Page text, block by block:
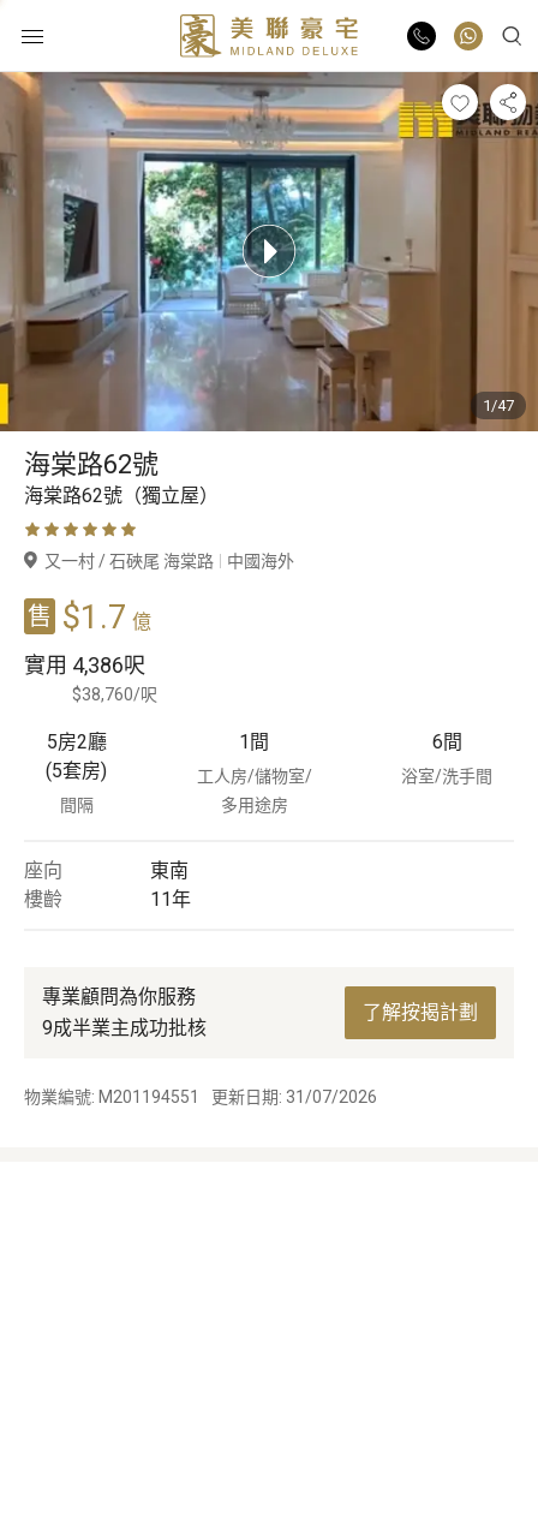
物業出售
物業出租
業主放盤
豪宅報告
更多樓盤
豪宅專家
豪宅分行
1/47
海棠路62號
海棠路62號（獨立屋）
又一村 / 石硤尾 海棠路 中國海外
售 $1.7 億
實用 4,386呎
$38,760/呎
5房2廳
(5套房)
間隔
1 間
工人房/儲物室/
多用途房
6間
浴室/洗手間
座向
東南
樓齡
11年
專業顧問為你服務
9成半業主成功批核
了解按揭計劃
物業編號: M201194551 更新日期: 31/07/2026